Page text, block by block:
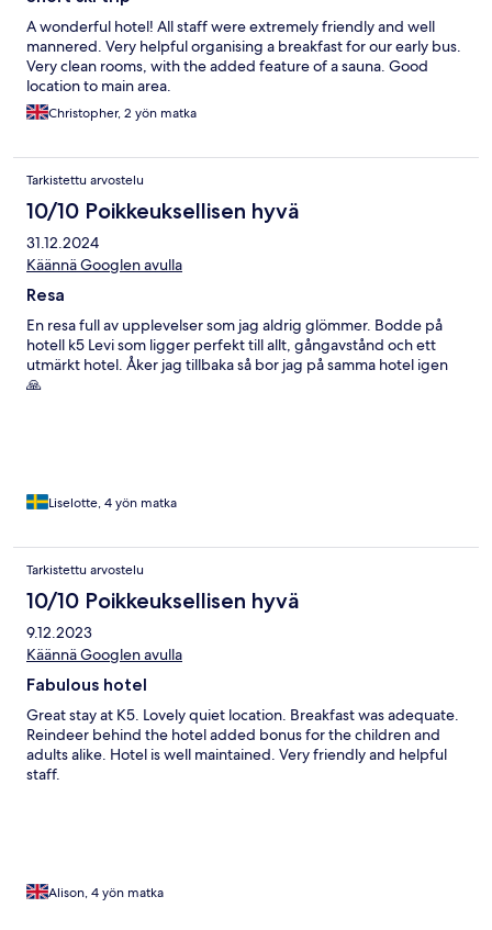
A wonderful hotel! All staff were extremely friendly and well
mannered. Very helpful organising a breakfast for our early bus.
Very clean rooms, with the added feature of a sauna. Good
location to main area.
Christopher, 2 yön matka
Tarkistettu arvostelu
10/10 Poikkeuksellisen hyvä
31.12.2024
Käännä Googlen avulla
Resa
En resa full av upplevelser som jag aldrig glömmer. Bodde på
hotell k5 Levi som ligger perfekt till allt, gångavstånd och ett
utmärkt hotel. Åker jag tillbaka så bor jag på samma hotel igen
🙏
Liselotte, 4 yön matka
Tarkistettu arvostelu
10/10 Poikkeuksellisen hyvä
9.12.2023
Käännä Googlen avulla
Fabulous hotel
Great stay at K5. Lovely quiet location. Breakfast was adequate.
Reindeer behind the hotel added bonus for the children and
adults alike. Hotel is well maintained. Very friendly and helpful
staff.
Alison, 4 yön matka